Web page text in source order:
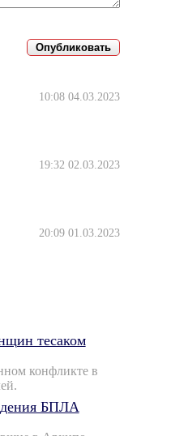
10:08 04.03.2023
19:32 02.03.2023
20:09 01.03.2023
тесаком
конфликте в
БПЛА